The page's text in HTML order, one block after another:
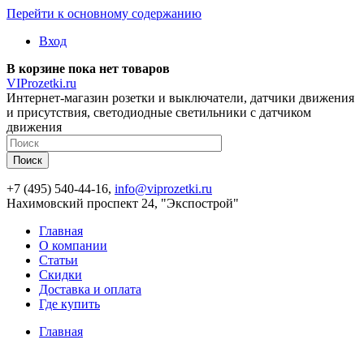
Перейти к основному содержанию
Вход
В корзине пока нет товаров
VIProzetki.ru
Интернет-магазин розетки и выключатели, датчики движения
и присутствия, светодиодные светильники с датчиком
движения
+7 (495) 540-44-16, info@viprozetki.ru
Нахимовский проспект 24, "Экспострой"
Главная
О компании
Статьи
Скидки
Доставка и оплата
Где купить
Главная